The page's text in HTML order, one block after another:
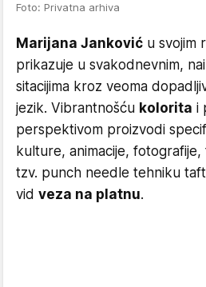
Foto: Privatna arhiva
Marijana Janković u svojim
prikazuje u svakodnevnim,
sitacijima kroz veoma
jezik. Vibrantnošću kolorita i
perspektivom proizvodi
kulture, animacije,
tzv. punch needle tehniku
vid veza na platnu.